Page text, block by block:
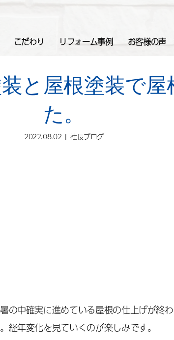
こだわり リフォーム事例 お客様の声
と屋根塗装で
た。
2022.08.02 社長ブログ
の中確実に進めている屋根の仕上げが終わ
経年変化を見ていくのが楽しみです。